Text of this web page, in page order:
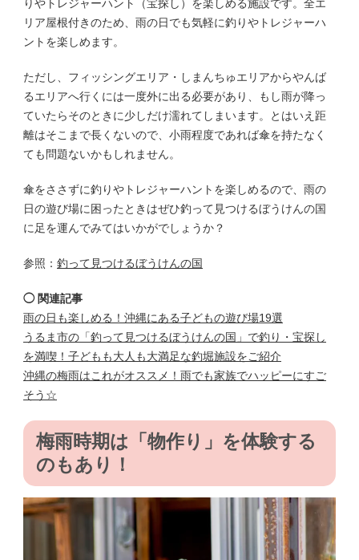
りやトレジャーハント（宝探し）を楽しめる施設です。全エ
リア屋根付きのため、雨の日でも気軽に釣りやトレジャーハ
ントを楽しめます。
ただし、フィッシングエリア・しまんちゅエリアからやんば
るエリアへ行くには一度外に出る必要があり、もし雨が降っ
ていたらそのときに少しだけ濡れてしまいます。とはいえ距
離はそこまで長くないので、小雨程度であれば傘を持たなく
ても問題ないかもしれません。
傘をささずに釣りやトレジャーハントを楽しめるので、雨の
日の遊び場に困ったときはぜひ釣って見つけるぼうけんの国
に足を運んでみてはいかがでしょうか？
参照： 釣って見つけるぼうけんの国
◯ 関連記事
雨の日も楽しめる！沖縄にある子どもの遊び場19選
うるま市の「釣って見つけるぼうけんの国」で釣り・宝探し
を満喫！子どもも大人も大満足な釣堀施設をご紹介
沖縄の梅雨はこれがオススメ！雨でも家族でハッピーにすご
そう☆
梅雨時期は「物作り」を体験する
のもあり！